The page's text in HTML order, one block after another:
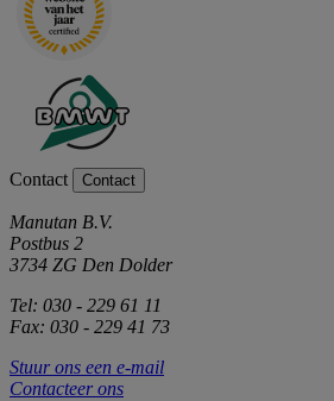
Contact Contact
Manutan B.V.
Postbus 2
3734 ZG Den Dolder
Tel: 030 - 229 61 11
Fax: 030 - 229 41 73
Stuur ons een e-mail
Contacteer ons